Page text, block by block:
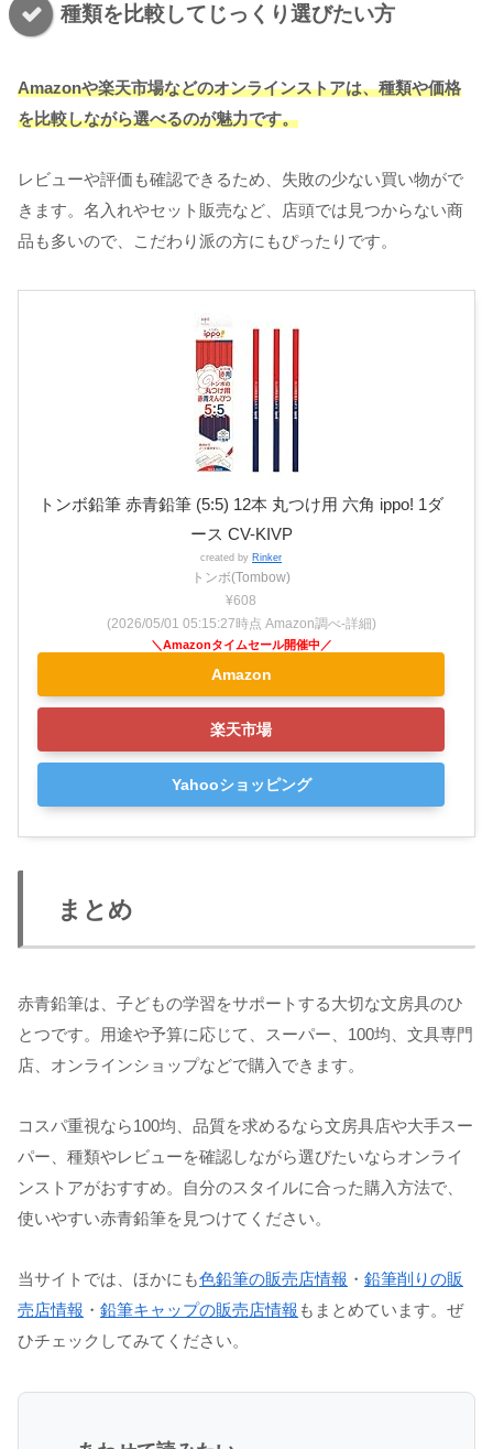
種類を比較してじっくり選びたい方
Amazonや楽天市場などのオンラインストアは、種類や価格
を比較しながら選べるのが魅力です。
レビューや評価も確認できるため、失敗の少ない買い物がで
きます。名入れやセット販売など、店頭では見つからない商
品も多いので、こだわり派の方にもぴったりです。
トンボ鉛筆 赤青鉛筆 (5:5) 12本 丸つけ用 六角 ippo! 1ダ
ース CV-KIVP
created by Rinker
トンボ(Tombow)
¥608
(2026/05/01 05:15:27時点 Amazon調べ-詳細)
Amazon
楽天市場
Yahooショッピング
まとめ
赤青鉛筆は、子どもの学習をサポートする大切な文房具のひ
とつです。用途や予算に応じて、スーパー、100均、文具専門
店、オンラインショップなどで購入できます。
コスパ重視なら100均、品質を求めるなら文房具店や大手スー
パー、種類やレビューを確認しながら選びたいならオンライ
ンストアがおすすめ。自分のスタイルに合った購入方法で、
使いやすい赤青鉛筆を見つけてください。
当サイトでは、ほかにも色鉛筆の販売店情報 ・ 鉛筆削りの販
売店情報 ・ 鉛筆キャップの販売店情報 もまとめています。ぜ
ひチェックしてみてください。